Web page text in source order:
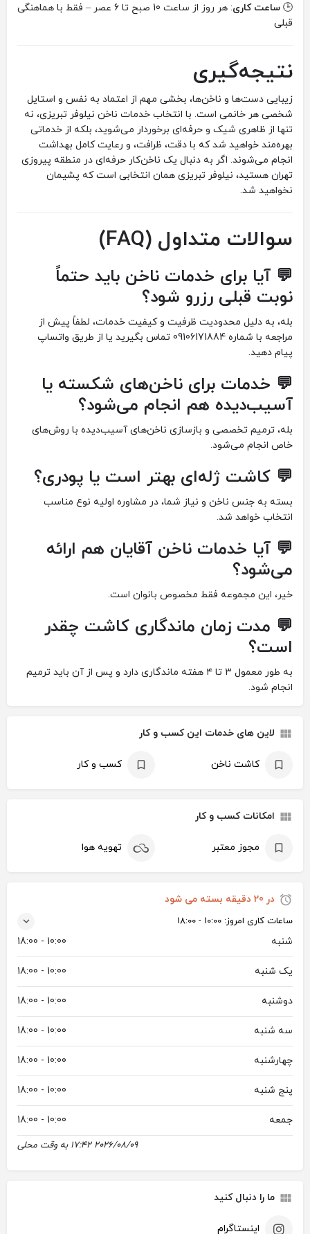
🕒 ساعت کاری
: هر روز از ساعت 10 صبح تا 6 عصر – فقط با هماهنگی
قبلی
نتیجه‌گیری
زیبایی دست‌ها و ناخن‌ها، بخشی مهم از اعتماد به نفس و استایل
شخصی هر خانمی است. با انتخاب خدمات ناخن نیلوفر تبریزی، نه
تنها از ظاهری شیک و حرفه‌ای برخوردار می‌شوید، بلکه از خدماتی
بهره‌مند خواهید شد که با دقت، ظرافت، و رعایت کامل بهداشت
انجام می‌شوند. اگر به دنبال یک ناخن‌کار حرفه‌ای در منطقه پیروزی
تهران هستید، نیلوفر تبریزی همان انتخابی است که پشیمان
نخواهید شد.
سوالات متداول (FAQ)
💬 آیا برای خدمات ناخن باید حتماً
نوبت قبلی رزرو شود؟
بله، به دلیل محدودیت ظرفیت و کیفیت خدمات، لطفاً پیش از
مراجعه با شماره 09106171884 تماس بگیرید یا از طریق واتساپ
پیام دهید.
💬 خدمات برای ناخن‌های شکسته یا
آسیب‌دیده هم انجام می‌شود؟
بله، ترمیم تخصصی و بازسازی ناخن‌های آسیب‌دیده با روش‌های
خاص انجام می‌شود.
💬 کاشت ژله‌ای بهتر است یا پودری؟
بسته به جنس ناخن و نیاز شما، در مشاوره اولیه نوع مناسب
انتخاب خواهد شد.
💬 آیا خدمات ناخن آقایان هم ارائه
می‌شود؟
خیر، این مجموعه فقط مخصوص بانوان است.
💬 مدت زمان ماندگاری کاشت چقدر
است؟
به طور معمول ۳ تا ۴ هفته ماندگاری دارد و پس از آن باید ترمیم
انجام شود.
لاین های خدمات این کسب و کار
کاشت ناخن کسب و کار
امکانات کسب و کار
مجوز معتبر تهویه هوا
در 20 دقیقه بسته می شود
ساعات کاری امروز: 10:00 - 18:00
شنبه 10:00 - 18:00
یک شنبه 10:00 - 18:00
دوشنبه 10:00 - 18:00
سه شنبه 10:00 - 18:00
چهارشنبه 10:00 - 18:00
پنج شنبه 10:00 - 18:00
جمعه 10:00 - 18:00
2026/08/09 17:42 به وقت محلی
ما را دنبال کنید
اینستاگرام